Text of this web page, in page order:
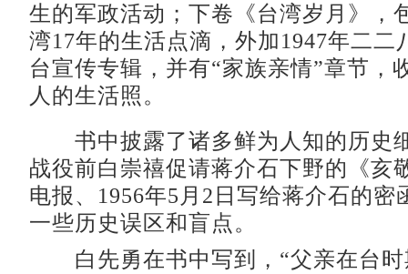
生的军政活动；下卷《台湾岁月》，
湾17年的生活点滴，外加1947年二二
台宣传专辑，并有“家族亲情”章节，
人的生活照。
书中披露了诸多鲜为人知的历史
战役前白崇禧促请蒋介石下野的《亥
电报、1956年5月2日写给蒋介石的密
一些历史误区和盲点。
白先勇在书中写到，“父亲在台时